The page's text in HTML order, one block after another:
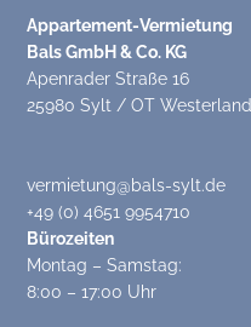
Appartement-Vermietung
Bals GmbH & Co. KG
Apenrader Straße 16
25980 Sylt / OT Westerland
vermietung@bals-sylt.de
+49 (0) 4651 9954710
Bürozeiten
Montag – Samstag:
8:00 – 17:00 Uhr